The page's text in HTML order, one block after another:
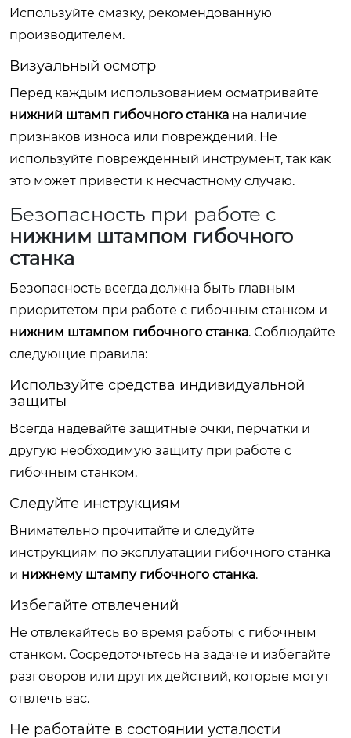
Используйте смазку, рекомендованную
производителем.
Визуальный осмотр
Перед каждым использованием осматривайте
нижний штамп гибочного станка на наличие
признаков износа или повреждений. Не
используйте поврежденный инструмент, так как
это может привести к несчастному случаю.
Безопасность при работе с
нижним штампом гибочного
станка
Безопасность всегда должна быть главным
приоритетом при работе с гибочным станком и
нижним штампом гибочного станка. Соблюдайте
следующие правила:
Используйте средства индивидуальной
защиты
Всегда надевайте защитные очки, перчатки и
другую необходимую защиту при работе с
гибочным станком.
Следуйте инструкциям
Внимательно прочитайте и следуйте
инструкциям по эксплуатации гибочного станка
и нижнему штампу гибочного станка.
Избегайте отвлечений
Не отвлекайтесь во время работы с гибочным
станком. Сосредоточьтесь на задаче и избегайте
разговоров или других действий, которые могут
отвлечь вас.
Не работайте в состоянии усталости